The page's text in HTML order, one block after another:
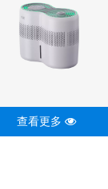
查看更多